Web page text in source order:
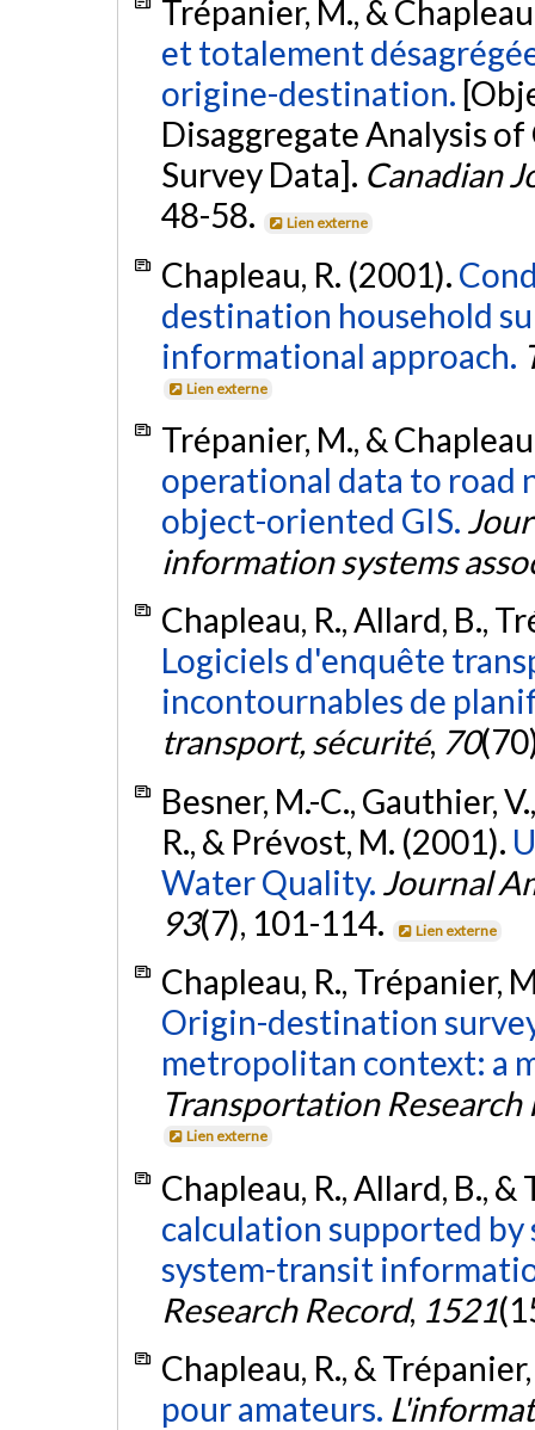
Trépanier, M., &
et totalement
origine-destination.
Disaggregate Analysis
Survey Data]. Canadian
48-58.
Lien externe
Chapleau, R. (2001).
destination household
informational approach.
Lien externe
Trépanier, M., &
operational data to
object-oriented GIS.
information systems
Chapleau, R., Allard, B.,
Logiciels d'enquête
incontournables de
transport, sécurité, 70
Besner, M.-C., Gauthier,
R., & Prévost, M. (2001).
Water Quality. Journal
93(7), 101-114. Lien externe
Chapleau, R., Trépanier,
Origin-destination
metropolitan context: a
Transportation Research
Lien externe
Chapleau, R., Allard, B.,
calculation supported
system-transit
Research Record, 1521
Chapleau, R., &
pour amateurs.